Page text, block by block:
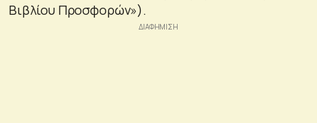
Βιβλίου Προσφορών»).